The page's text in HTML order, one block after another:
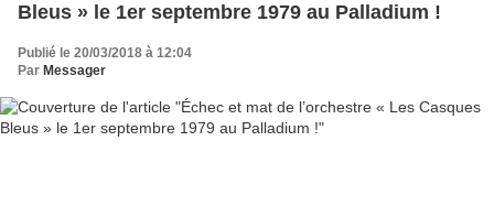
Bleus » le 1er septembre 1979 au Palladium !
Publié le 20/03/2018 à 12:04
Par Messager